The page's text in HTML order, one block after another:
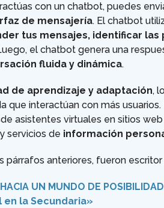
con un chatbot, puedes
de mensajería. El chatbot
tus mensajes, identificar
el chatbot genera una
fluida y dinámica.
de aprendizaje y adaptación,
que interactúan con más
asistentes virtuales en sitios
servicios de información
párrafos anteriores, fueron
HACIA UN MUNDO DE
la Secundaria»